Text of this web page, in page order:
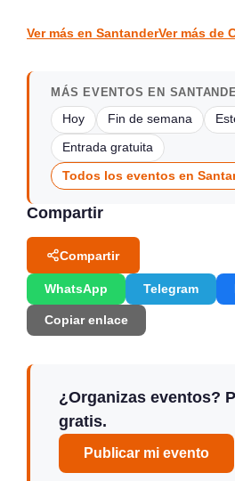
Ver más en SantanderVer más de
MÁS EVENTOS EN
Hoy Fin de semana
Entrada gratuita
Todos los eventos en
Compartir
Compartir
WhatsApp Telegram
Copiar enlace
¿Organizas eventos?
gratis.
Publicar mi evento